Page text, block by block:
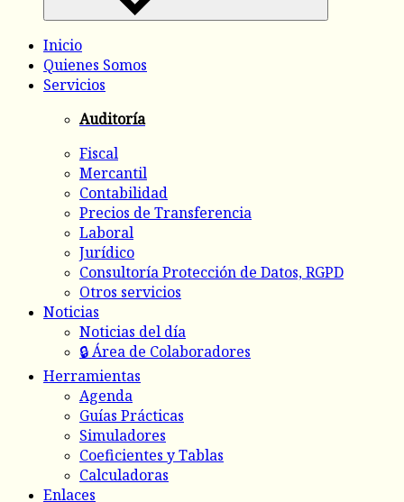
Inicio
Quienes Somos
Servicios
Auditoría
Fiscal
Mercantil
Contabilidad
Precios de Transferencia
Laboral
Jurídico
Consultoría Protección de Datos, RGPD
Otros servicios
Noticias
Noticias del día
🔒 Área de Colaboradores
Herramientas
Agenda
Guías Prácticas
Simuladores
Coeficientes y Tablas
Calculadoras
Enlaces